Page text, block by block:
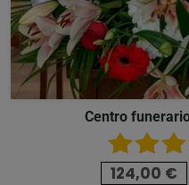
Centro
124,00 €